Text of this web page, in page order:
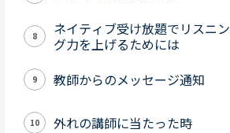
8
ネイティブ受け放題でリスニン
グ力を上げるためには
9 教師からのメッセージ通知
10 外れの講師に当たった時